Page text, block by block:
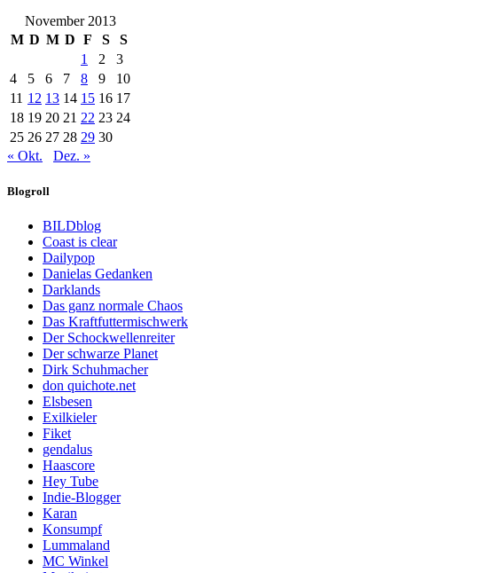
November 2013
M D M D F S
S
1
2
3
4
5 6 7 8 9
10
11 12 13 14 15 16 17
18 19 20 21 22 23 24
25 26 27 28 29 30
« Okt.
Dez. »
Blogroll
BILDblog
Coast is clear
Dailypop
Danielas Gedanken
Darklands
Das ganz normale Chaos
Das Kraftfuttermischwerk
Der Schockwellenreiter
Der schwarze Planet
Dirk Schuhmacher
don quichote.net
Elsbesen
Exilkieler
Fiket
gendalus
Haascore
Hey Tube
Indie-Blogger
Karan
Konsumpf
Lummaland
MC Winkel